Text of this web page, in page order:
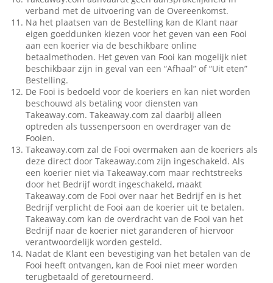
verband met de uitvoering van de Overeenkomst.
Na het plaatsen van de Bestelling kan de Klant naar
eigen goeddunken kiezen voor het geven van een Fooi
aan een koerier via de beschikbare online
betaalmethoden. Het geven van Fooi kan mogelijk niet
beschikbaar zijn in geval van een “Afhaal” of “Uit eten”
Bestelling.
De Fooi is bedoeld voor de koeriers en kan niet worden
beschouwd als betaling voor diensten van
Takeaway.com. Takeaway.com zal daarbij alleen
optreden als tussenpersoon en overdrager van de
Fooien.
Takeaway.com zal de Fooi overmaken aan de koeriers als
deze direct door Takeaway.com zijn ingeschakeld. Als
een koerier niet via Takeaway.com maar rechtstreeks
door het Bedrijf wordt ingeschakeld, maakt
Takeaway.com de Fooi over naar het Bedrijf en is het
Bedrijf verplicht de Fooi aan de koerier uit te betalen.
Takeaway.com kan de overdracht van de Fooi van het
Bedrijf naar de koerier niet garanderen of hiervoor
verantwoordelijk worden gesteld.
Nadat de Klant een bevestiging van het betalen van de
Fooi heeft ontvangen, kan de Fooi niet meer worden
terugbetaald of geretourneerd.